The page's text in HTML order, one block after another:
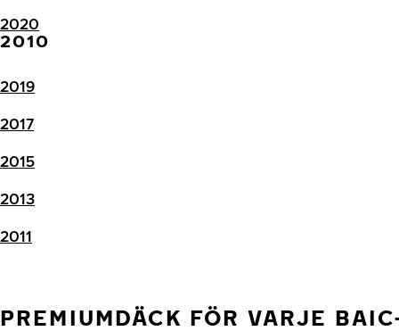
2020
2010
2019
2017
2015
2013
2011
PREMIUMDÄCK FÖR VARJE